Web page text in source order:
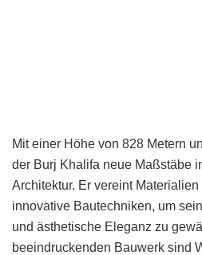
Mit einer Höhe von 828 Metern
der Burj Khalifa neue Maßstäbe
Architektur. Er vereint
innovative Bautechniken, um
und ästhetische Eleganz zu
beeindruckenden Bauwerk sind